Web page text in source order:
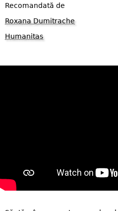
Recomandată de
Roxana Dumitrache
Humanitas